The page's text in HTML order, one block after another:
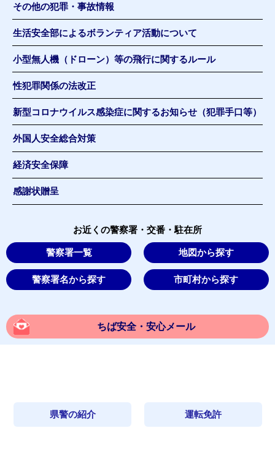
その他の犯罪・事故情報
生活安全部によるボランティア活動について
小型無人機（ドローン）等の飛行に関するルール
性犯罪関係の法改正
新型コロナウイルス感染症に関するお知らせ（犯罪手口等）
外国人安全総合対策
経済安全保障
感謝状贈呈
お近くの警察署・交番・駐在所
警察署一覧 地図から探す
警察署名から探す 市町村から探す
ちば安全・安心メール
県警の紹介 運転免許